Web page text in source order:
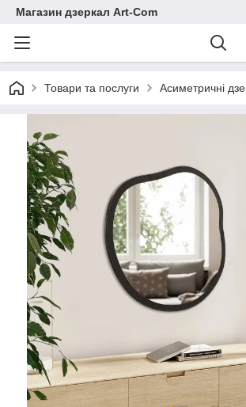
Магазин дзеркал Art-Com
Товари та послуги Асиметричні